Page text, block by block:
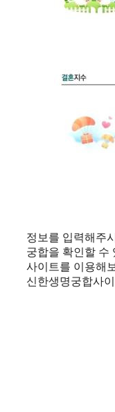
정보를 입력해주
궁합을 확인할 수
사이트를 이용해
신한생명궁합사